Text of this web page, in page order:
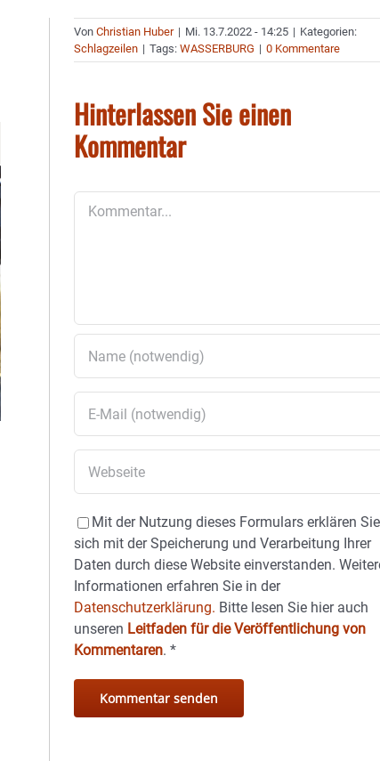
VonChristian Huber | Mi. 13.7.2022 - 14:25 | Kategorien:
Schlagzeilen | Tags:WASSERBURG | 0 Kommentare
Hinterlassen Sie einen
Kommentar
Mit der Nutzung dieses Formulars erklären Sie
sich mit der Speicherung und Verarbeitung Ihrer
Daten durch diese Website einverstanden.
Informationen erfahren Sie in der
Datenschutzerklärung. Bitte lesen Sie hier auch
unseren Leitfaden für die Veröffentlichung von
Kommentaren.*